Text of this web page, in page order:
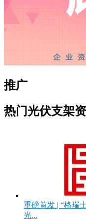
推广
热门光伏支架
重磅首发 | “格瑞
光...